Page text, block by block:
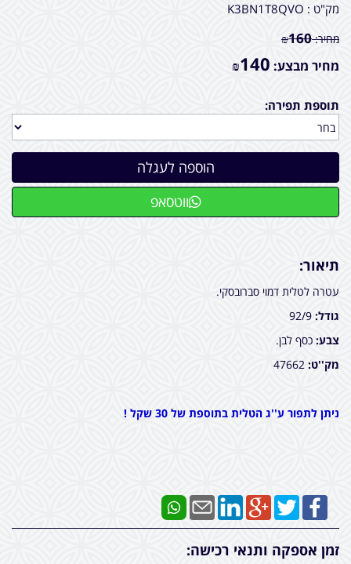
מק"ט : K3BN1T8QVO
מחיר: ₪160
מחיר מבצע: ₪140
תוספת תפירה:
ווטסאפ
תיאור:
עטרה לטלית דמוי סברובסקי.
גודל:
צבע: כסף לבן.
מק''ט: 47662
ניתן לתפור ע''ג הטלית בתוספת של 30 שקל !
זמן אספקה ותנאי רכישה: